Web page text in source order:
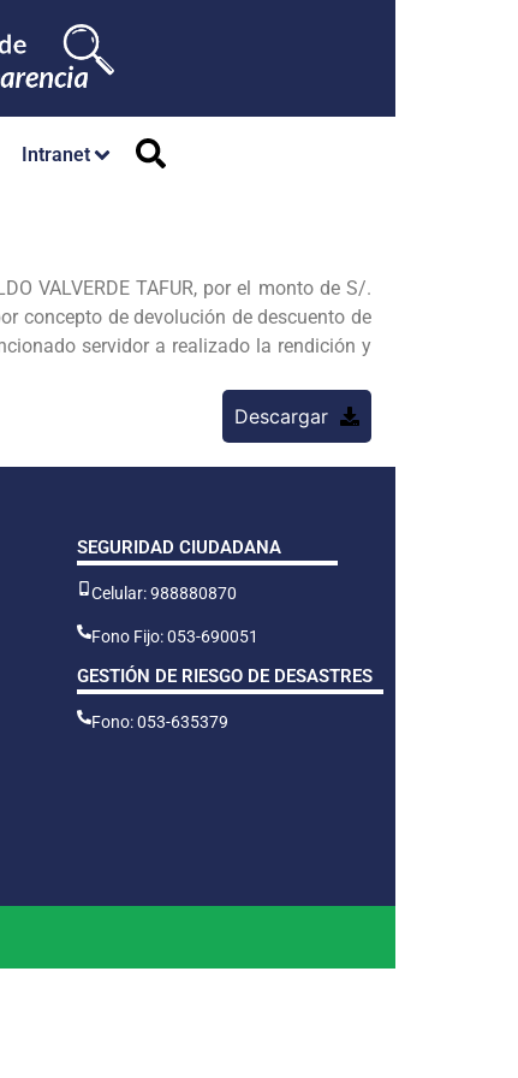
Intranet
VALVERDE TAFUR, por el monto de S/.
concepto dedevolución de descuento de
servidor a realizado la rendición y
Descargar
SEGURIDAD CIUDADANA
Celular: 988880870
Fono Fijo: 053-690051
GESTIÓN DE RIESGO DE DESASTRES
Fono: 053-635379